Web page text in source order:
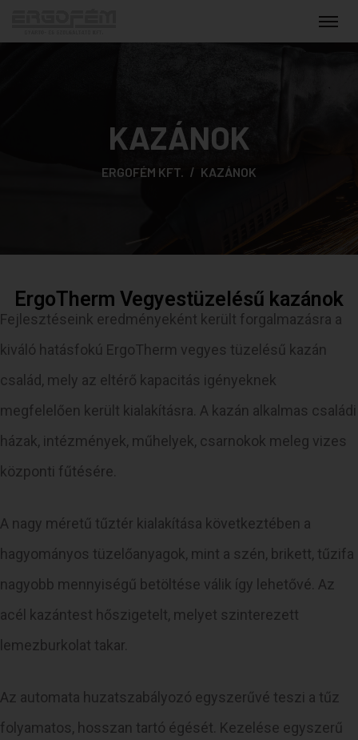
KAZÁNOK
ERGOFÉM KFT. KAZÁNOK
ErgoTherm Vegyestüzelésű kazánok
Fejlesztéseink eredményeként került forgalmazásra a
kiváló hatásfokú ErgoTherm vegyes tüzelésű kazán
család, mely az eltérő kapacitás igényeknek
megfelelően került kialakításra. A kazán alkalmas családi
házak, intézmények, műhelyek, csarnokok meleg vizes
központi fűtésére.
A nagy méretű tűztér kialakítása következtében a
hagyományos tüzelőanyagok, mint a szén, brikett, tűzifa
nagyobb mennyiségű betöltése válik így lehetővé. Az
acél kazántest hőszigetelt, melyet szinterezett
lemezburkolat takar.
Az automata huzatszabályozó egyszerűvé teszi a tűz
folyamatos, hosszan tartó égését. Kezelése egyszerű